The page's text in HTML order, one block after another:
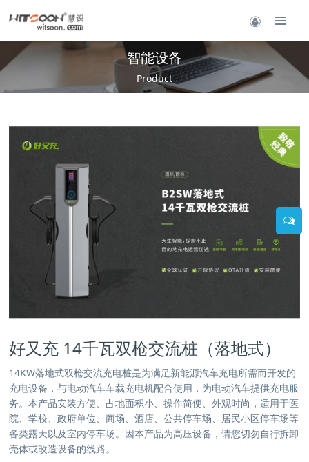
智能设备
Product
好又充 14千瓦双枪交流桩（落地式）
14KW落地式双枪交流充电桩是为满足新能源汽车充电所需而开发的
充电设备，与电动汽车车载充电机配合使用，为电动汽车提供充电服
务。本产品安装方便、占地面积小、操作简便、外观时尚，适用于医
院、学校、政府单位、商场、酒店、公共停车场、居民小区停车场等
各类露天以及室内停车场。因本产品为高压设备，请您切勿自行拆卸
壳体或改造设备的线路。